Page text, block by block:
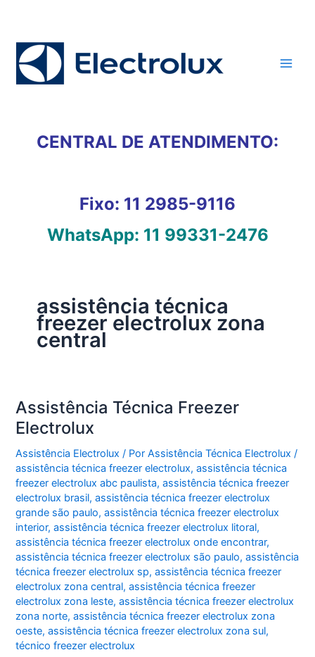
conteúdo
CENTRAL DE ATENDIMENTO:
Fixo: 11 2985-9116
WhatsApp: 11 99331-2476
assistência técnica
freezer electrolux zona
central
Assistência Técnica Freezer
Electrolux
Assistência Electrolux / PorAssistência Técnica Electrolux/
assistência técnica freezer electrolux,assistência técnica
freezer electrolux abc paulista,assistência técnica freezer
electrolux brasil,assistência técnica freezer electrolux
grande são paulo,assistência técnica freezer electrolux
interior,assistência técnica freezer electrolux litoral,
assistência técnica freezer electrolux onde encontrar,
assistência técnica freezer electrolux são paulo,assistência
técnica freezer electrolux sp,assistência técnica freezer
electrolux zona central,assistência técnica freezer
electrolux zona leste,assistência técnica freezer electrolux
zona norte,assistência técnica freezer electrolux zona
oeste,assistência técnica freezer electrolux zona sul,
técnico freezer electrolux